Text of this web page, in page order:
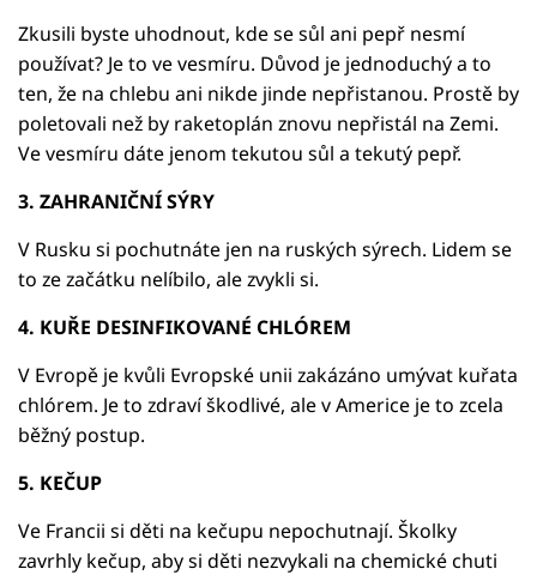
Zkusili byste uhodnout, kde se sůl ani pepř nesmí
používat? Je to ve vesmíru. Důvod je jednoduchý a to
ten, že na chlebu ani nikde jinde nepřistanou. Prostě by
poletovali než by raketoplán znovu nepřistál na Zemi.
Ve vesmíru dáte jenom tekutou sůl a tekutý pepř.
3. ZAHRANIČNÍ SÝRY
V Rusku si pochutnáte jen na ruských sýrech. Lidem se
to ze začátku nelíbilo, ale zvykli si.
4. KUŘE DESINFIKOVANÉ CHLÓREM
V Evropě je kvůli Evropské unii zakázáno umývat kuřata
chlórem. Je to zdraví škodlivé, ale v Americe je to zcela
běžný postup.
5. KEČUP
Ve Francii si děti na kečupu nepochutnají. Školky
zavrhly kečup, aby si děti nezvykali na chemické chuti